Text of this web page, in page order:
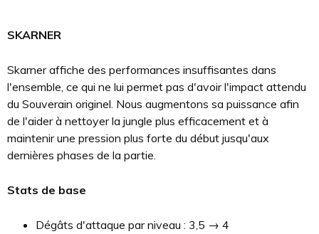
SKARNER
Skarner affiche des performances insuffisantes dans
l'ensemble, ce qui ne lui permet pas d'avoir l'impact attendu
du Souverain originel. Nous augmentons sa puissance afin
de l'aider à nettoyer la jungle plus efficacement et à
maintenir une pression plus forte du début jusqu'aux
dernières phases de la partie.
Stats de base
Dégâts d'attaque par niveau : 3,5 → 4